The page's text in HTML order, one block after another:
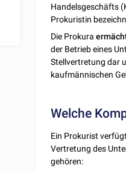
Handelsgeschäfts
Prokuristin
Die Prokura
der Betrieb eines
Stellvertretung dar
kaufmännischen
Welche
Ein Prokurist
Vertretung des
gehören: